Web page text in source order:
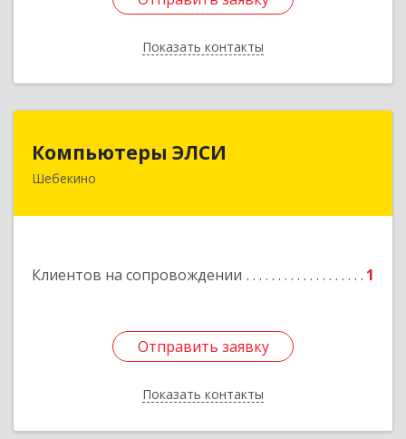
Показать контакты
Назад
Компьютеры ЭЛСИ
Шебекино
Клиентов на сопровождении 1
Отправить заявку
Показать контакты
Отправить заявку
Назад